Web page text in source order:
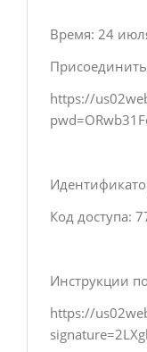
Время: 24
https://
Код доступа:
Инструкции
https://